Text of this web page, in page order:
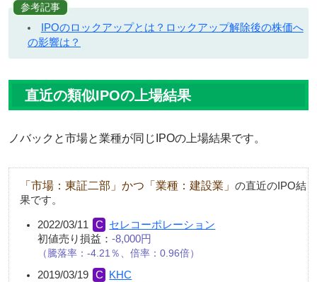
参考記事
IPOのロックアップとは？ロックアップ解除後の株価へ
の影響は？
直近の類似IPOの上場結果
ノバックと市場と業種が同じIPOの上場結果です。
「市場：東証二部」かつ「業種：建設業」 の直近のIPO結
果です。
2022/03/11
セレコーポレーション
初値売り損益： -8,000円
騰落率：-4.21％、倍率：0.96倍
2019/03/19
KHC